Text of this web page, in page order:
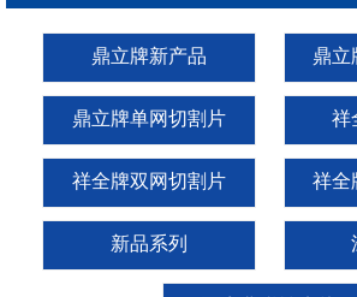
鼎立牌新产品 鼎立
鼎立牌单网切割片 祥
祥全牌双网切割片 祥全
新品系列